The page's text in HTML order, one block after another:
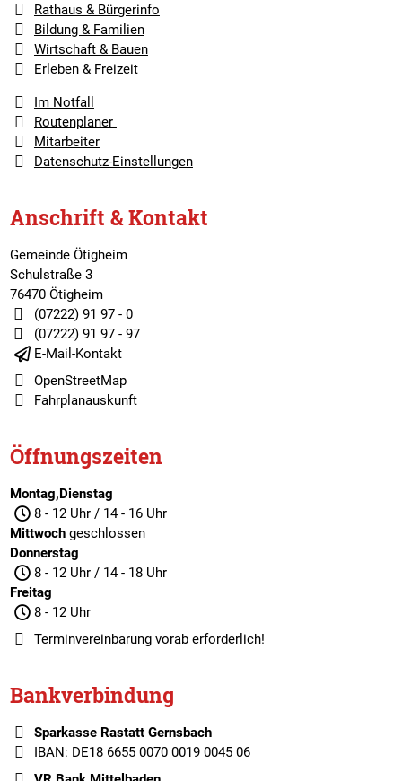
Rathaus & Bürgerinfo
Bildung & Familien
Wirtschaft & Bauen
Erleben & Freizeit
Im Notfall
Routenplaner
Mitarbeiter
Datenschutz-Einstellungen
Anschrift & Kontakt
Gemeinde Ötigheim
Schulstraße 3
76470 Ötigheim
(07222) 91 97 - 0
(07222) 91 97 - 97
E-Mail-Kontakt
OpenStreetMap
Fahrplanauskunft
Öffnungszeiten
Montag,Dienstag
8 - 12 Uhr / 14 - 16 Uhr
Mittwochgeschlossen
Donnerstag
8 - 12 Uhr / 14 - 18 Uhr
Freitag
8 - 12 Uhr
Terminvereinbarungvorab erforderlich!
Bankverbindung
Sparkasse Rastatt Gernsbach
IBAN: DE18 6655 0070 0019 0045 06